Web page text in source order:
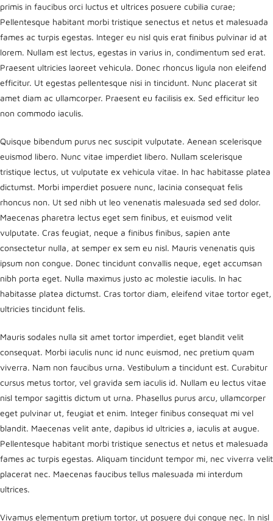
primis in faucibus orci luctus et ultrices posuere cubilia curae;
Pellentesque habitant morbi tristique senectus et netus et malesuada
fames ac turpis egestas. Integer eu nisl quis erat finibus pulvinar id at
lorem. Nullam est lectus, egestas in varius in, condimentum sed erat.
Praesent ultricies laoreet vehicula. Donec rhoncus ligula non eleifend
efficitur. Ut egestas pellentesque nisi in tincidunt. Nunc placerat sit
amet diam ac ullamcorper. Praesent eu facilisis ex. Sed efficitur leo
non commodo iaculis.
Quisque bibendum purus nec suscipit vulputate. Aenean scelerisque
euismod libero. Nunc vitae imperdiet libero. Nullam scelerisque
tristique lectus, ut vulputate ex vehicula vitae. In hac habitasse platea
dictumst. Morbi imperdiet posuere nunc, lacinia consequat felis
rhoncus non. Ut sed nibh ut leo venenatis malesuada sed sed dolor.
Maecenas pharetra lectus eget sem finibus, et euismod velit
vulputate. Cras feugiat, neque a finibus finibus, sapien ante
consectetur nulla, at semper ex sem eu nisl. Mauris venenatis quis
ipsum non congue. Donec tincidunt convallis neque, eget accumsan
nibh porta eget. Nulla maximus justo ac molestie iaculis. In hac
habitasse platea dictumst. Cras tortor diam, eleifend vitae tortor eget,
ultricies tincidunt felis.
Mauris sodales nulla sit amet tortor imperdiet, eget blandit velit
consequat. Morbi iaculis nunc id nunc euismod, nec pretium quam
viverra. Nam non faucibus urna. Vestibulum a tincidunt est. Curabitur
cursus metus tortor, vel gravida sem iaculis id. Nullam eu lectus vitae
nisl tempor sagittis dictum ut urna. Phasellus purus arcu, ullamcorper
eget pulvinar ut, feugiat et enim. Integer finibus consequat mi vel
blandit. Maecenas velit ante, dapibus id ultricies a, iaculis at augue.
Pellentesque habitant morbi tristique senectus et netus et malesuada
fames ac turpis egestas. Aliquam tincidunt tempor mi, nec viverra velit
placerat nec. Maecenas faucibus tellus malesuada mi interdum
ultrices.
Vivamus elementum pretium tortor, ut posuere dui congue nec. In nisl